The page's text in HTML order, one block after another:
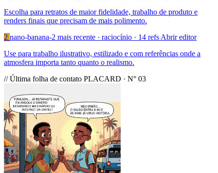
Escolha para retratos de maior fidelidade, trabalho de produto e
renders finais que precisam de mais polimento.
2 nano-banana-2 mais recente · raciocínio · 14 refs Abrir editor
Use para trabalho ilustrativo, estilizado e com referências onde a
atmosfera importa tanto quanto o realismo.
// Última folha de contato PLACARD · N° 03